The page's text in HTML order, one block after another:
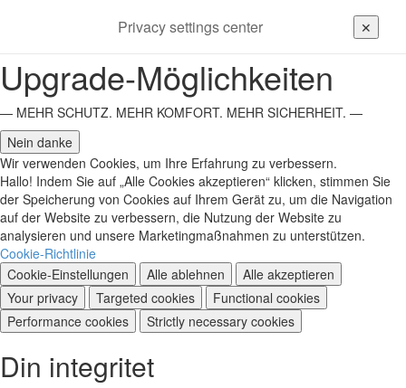
Upgrade-Möglichkeiten
— MEHR SCHUTZ. MEHR KOMFORT. MEHR SICHERHEIT. —
Nein danke
Wir verwenden Cookies, um Ihre Erfahrung zu verbessern.
Hallo! Indem Sie auf „Alle Cookies akzeptieren“ klicken, stimmen Sie
der Speicherung von Cookies auf Ihrem Gerät zu, um die Navigation
auf der Website zu verbessern, die Nutzung der Website zu
analysieren und unsere Marketingmaßnahmen zu unterstützen.
Cookie-Richtlinie
Cookie-Einstellungen
Alle ablehnen Alle akzeptieren
Privacy settings center ✕
Your privacy Targeted cookies
Functional cookies
Performance cookies
Strictly necessary cookies
Din integritet